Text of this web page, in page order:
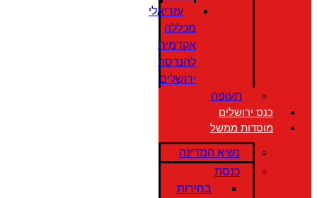
עזריאלי
מכללה
אקדמית
להנדסה
ירושלים
תעופה
כנס ירושלים
מוסדות ממשל
נשיא המדינה
כנסת
בחירות